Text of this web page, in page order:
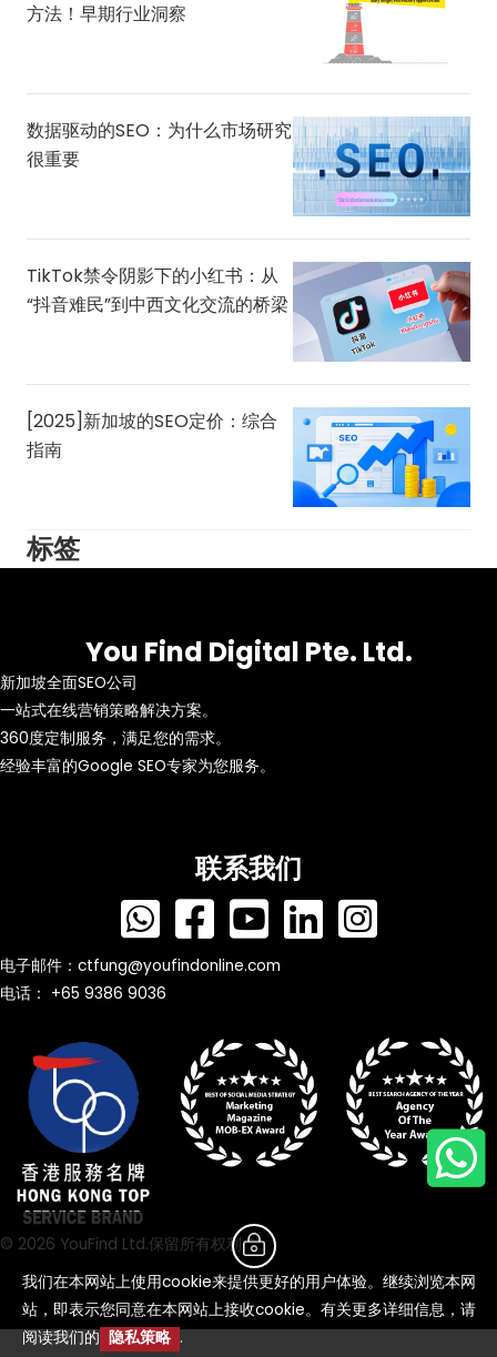
方法！早期行业洞察
数据驱动的SEO：为什么市场研究
很重要
TikTok禁令阴影下的小红书：从
“抖音难民”到中西文化交流的桥梁
[2025]新加坡的SEO定价：综合
指南
标签
You Find Digital Pte. Ltd.
新加坡全面SEO公司
一站式在线营销策略解决方案。
360度定制服务，满足您的需求。
经验丰富的Google SEO专家为您服务。
联系我们
电子邮件： ctfung@youfindonline.com
电话： +65 9386 9036
© 2026 YouFind Ltd.保留所有权利
我们在本网站上使用cookie来提供更好的用户体验。继续浏览本网
站，即表示您同意在本网站上接收cookie。有关更多详细信息，请
阅读我们的 隐私策略 .